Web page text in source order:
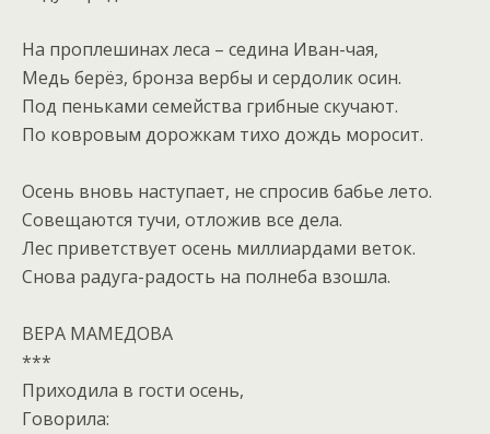
На проплешинах леса – седина Иван-чая,
Медь берёз, бронза вербы и сердолик осин.
Под пеньками семейства грибные скучают.
По ковровым дорожкам тихо дождь моросит.
Осень вновь наступает, не спросив бабье лето.
Совещаются тучи, отложив все дела.
Лес приветствует осень миллиардами веток.
Снова радуга-радость на полнеба взошла.
ВЕРА МАМЕДОВА
***
Приходила в гости осень,
Говорила: